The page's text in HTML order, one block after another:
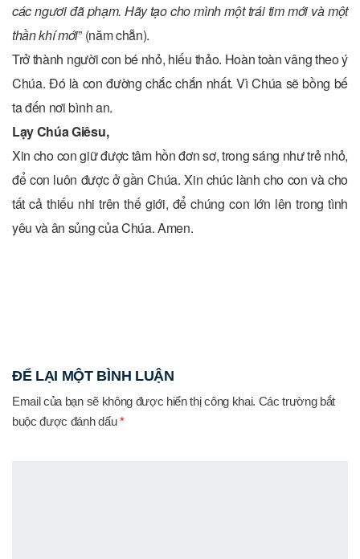
các ngươi đã phạm. Hãy tạo cho mình một trái tim mới và một
thần khí mới” (năm chẵn).
Trở thành người con bé nhỏ, hiếu thảo. Hoàn toàn vâng theo ý
Chúa. Đó là con đường chắc chắn nhất. Vì Chúa sẽ bồng bế
ta đến nơi bình an.
Lạy Chúa Giêsu,
Xin cho con giữ được tâm hồn đơn sơ, trong sáng như trẻ nhỏ,
để con luôn được ở gần Chúa. Xin chúc lành cho con và cho
tất cả thiếu nhi trên thế giới, để chúng con lớn lên trong tình
yêu và ân sủng của Chúa. Amen.
ĐỂ LẠI MỘT BÌNH LUẬN
Email của bạn sẽ không được hiển thị công khai. Các trường bắt
buộc được đánh dấu*